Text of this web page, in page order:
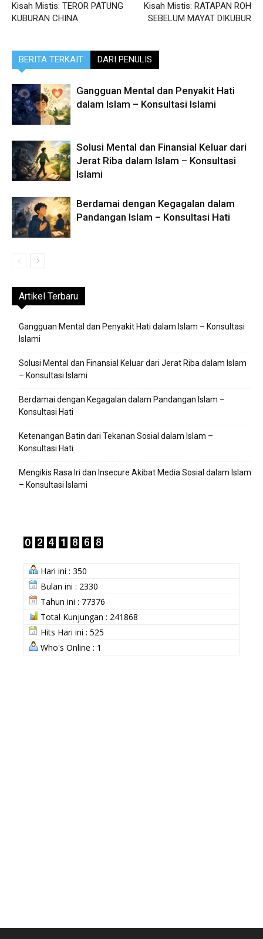
Kisah Mistis: TEROR PATUNG
KUBURAN CHINA
Kisah Mistis: RATAPAN ROH
SEBELUM MAYAT DIKUBUR
BERITA TERKAIT DARI PENULIS
Gangguan Mental dan Penyakit Hati
dalam Islam – Konsultasi Islami
Solusi Mental dan Finansial Keluar dari
Jerat Riba dalam Islam – Konsultasi
Islami
Berdamai dengan Kegagalan dalam
Pandangan Islam – Konsultasi Hati
Artikel Terbaru
Gangguan Mental dan Penyakit Hati dalam Islam – Konsultasi
Islami
Solusi Mental dan Finansial Keluar dari Jerat Riba dalam Islam
– Konsultasi Islami
Berdamai dengan Kegagalan dalam Pandangan Islam –
Konsultasi Hati
Ketenangan Batin dari Tekanan Sosial dalam Islam –
Konsultasi Hati
Mengikis Rasa Iri dan Insecure Akibat Media Sosial dalam Islam
– Konsultasi Islami
Hari ini : 350
Bulan ini : 2330
Tahun ini : 77376
Total Kunjungan : 241868
Hits Hari ini : 525
Who's Online : 1